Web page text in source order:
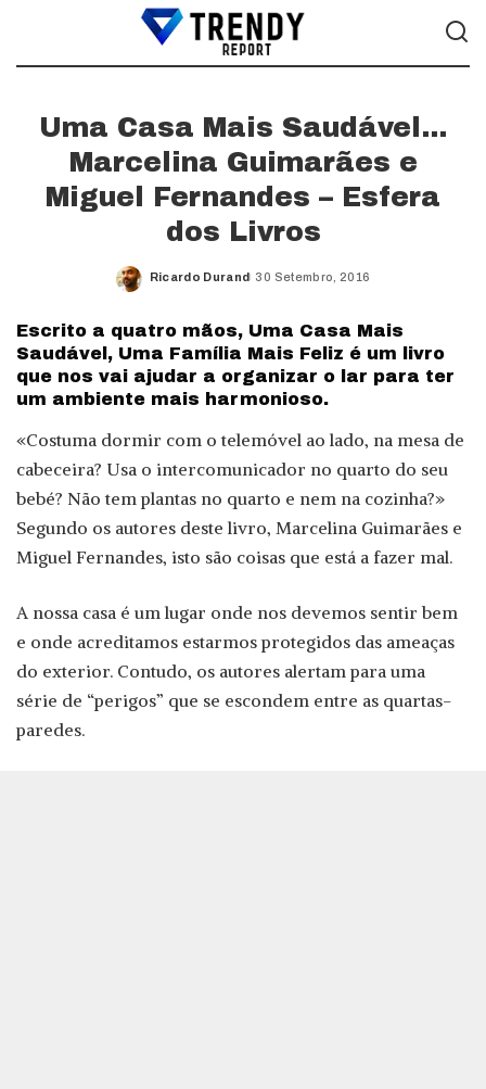
Uma Casa Mais Saudável…
Marcelina Guimarães e
Miguel Fernandes – Esfera
dos Livros
Posted
Ricardo Durand 30 Setembro, 2016
Escrito a quatro mãos, Uma Casa Mais
Saudável, Uma Família Mais Feliz é um livro
que nos vai ajudar a organizar o lar para ter
um ambiente mais harmonioso.
«Costuma dormir com o telemóvel ao lado, na mesa de
cabeceira? Usa o intercomunicador no quarto do seu
bebé? Não tem plantas no quarto e nem na cozinha?»
Segundo os autores deste livro, Marcelina Guimarães e
Miguel Fernandes, isto são coisas que está a fazer mal.
A nossa casa é um lugar onde nos devemos sentir bem
e onde acreditamos estarmos protegidos das ameaças
do exterior. Contudo, os autores alertam para uma
série de “perigos” que se escondem entre as quartas-
paredes.